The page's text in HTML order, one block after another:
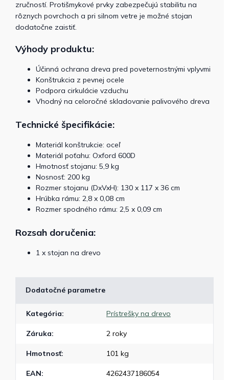
zručností. Protišmykové prvky zabezpečujú stabilitu na
rôznych povrchoch a pri silnom vetre je možné stojan
dodatočne zaistiť.
Výhody produktu:
Účinná ochrana dreva pred poveternostnými vplyvmi
Konštrukcia z pevnej ocele
Podpora cirkulácie vzduchu
Vhodný na celoročné skladovanie palivového dreva
Technické špecifikácie:
Materiál konštrukcie: oceľ
Materiál poťahu: Oxford 600D
Hmotnosť stojanu: 5,9 kg
Nosnosť: 200 kg
Rozmer stojanu (DxVxH): 130 x 117 x 36 cm
Hrúbka rámu: 2,8 x 0,08 cm
Rozmer spodného rámu: 2,5 x 0,09 cm
Rozsah doručenia:
1 x stojan na drevo
Dodatočné parametre
Kategória: Prístrešky na drevo
Záruka: 2 roky
Hmotnosť: 101 kg
EAN: 4262437186054